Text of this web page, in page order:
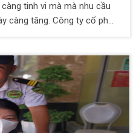
tinh vi mà mà nhu cầu
càng tăng. Công ty cổ phần